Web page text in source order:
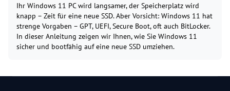
Ihr Windows 11 PC wird langsamer, der Speicherplatz wird
knapp – Zeit für eine neue SSD. Aber Vorsicht: Windows 11 hat
strenge Vorgaben – GPT, UEFI, Secure Boot, oft auch BitLocker.
In dieser Anleitung zeigen wir Ihnen, wie Sie Windows 11
sicher und bootfähig auf eine neue SSD umziehen.